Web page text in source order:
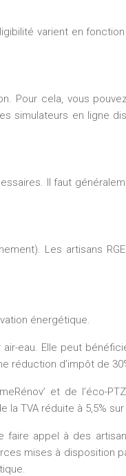
varient en
Pour cela, vous
simulateurs en ligne
Il faut
Les artisans
énergétique.
eau. Elle peut
réduction d’impôt de
et de l’éco-
TVA réduite à 5,5% sur
appel à des
mises à disposition